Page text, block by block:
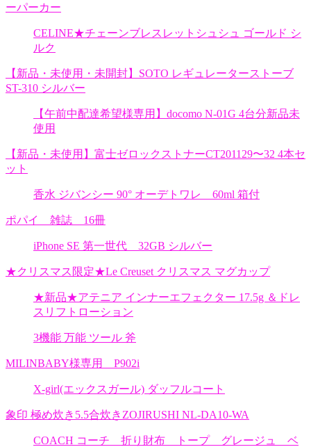
ーパーカー
CELINE★チェーンブレスレットシュシュ ゴールド シ
ルク
【新品・未使用・未開封】SOTO レギュレーターストーブ
ST-310 シルバー
【午前中配達希望様専用】docomo N-01G 4台分新品未
使用
【新品・未使用】富士ゼロックストナーCT201129〜32 4本セ
ット
香水 ジバンシー 90° オーデトワレ 60ml 箱付
ポパイ 雑誌 16冊
iPhone SE 第一世代 32GB シルバー
★クリスマス限定★Le Creuset クリスマス マグカップ
★新品★アテニア インナーエフェクター 17.5g ＆ドレ
スリフトローション
3機能 万能 ツール 斧
MILINBABY様専用 P902i
X-girl(エックスガール) ダッフルコート
象印 極め炊き5.5合炊きZOJIRUSHI NL-DA10-WA
COACH コーチ 折り財布 トープ グレージュ ベ